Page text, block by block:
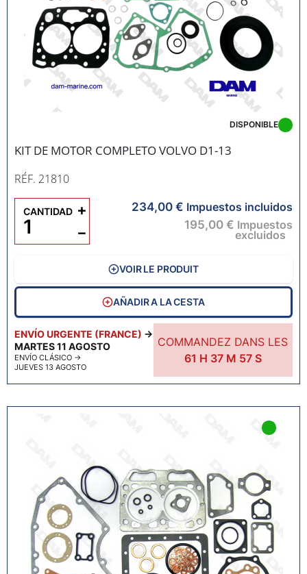
KIT DE MOTOR COMPLETO VOLVO D1-13
RÉF. 21810
ENVÍO URGENTE (FRANCE) →
MARTES 11 AGOSTO
ENVÍO CLÁSICO →
JUEVES 13 AGOSTO
COMMANDEZ DANS LES
61 H 37M 55 S
DISPONIBLE
234,00 € Impuestos incluidos
195,00 € Impuestos
excluidos
CANTIDAD
−
+
VOIR LE PRODUIT
AÑADIR A LA CESTA